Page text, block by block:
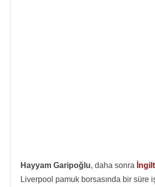
Hayyam Garipoğlu, daha sonra
Liverpool pamuk borsasında bir süre iş